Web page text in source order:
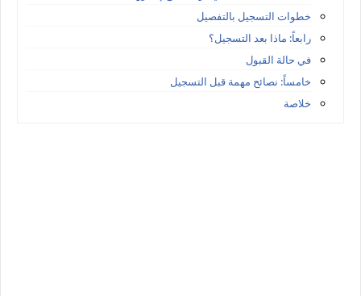
خطوات التسجيل بالتفصيل
رابعاً: ماذا بعد التسجيل؟
في حالة القبول
خامساً: نصائح مهمة قبل التسجيل
خلاصة